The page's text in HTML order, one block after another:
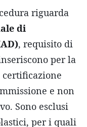
riguarda
di
, requisito di
per la
e non
Sono esclusi
per i quali